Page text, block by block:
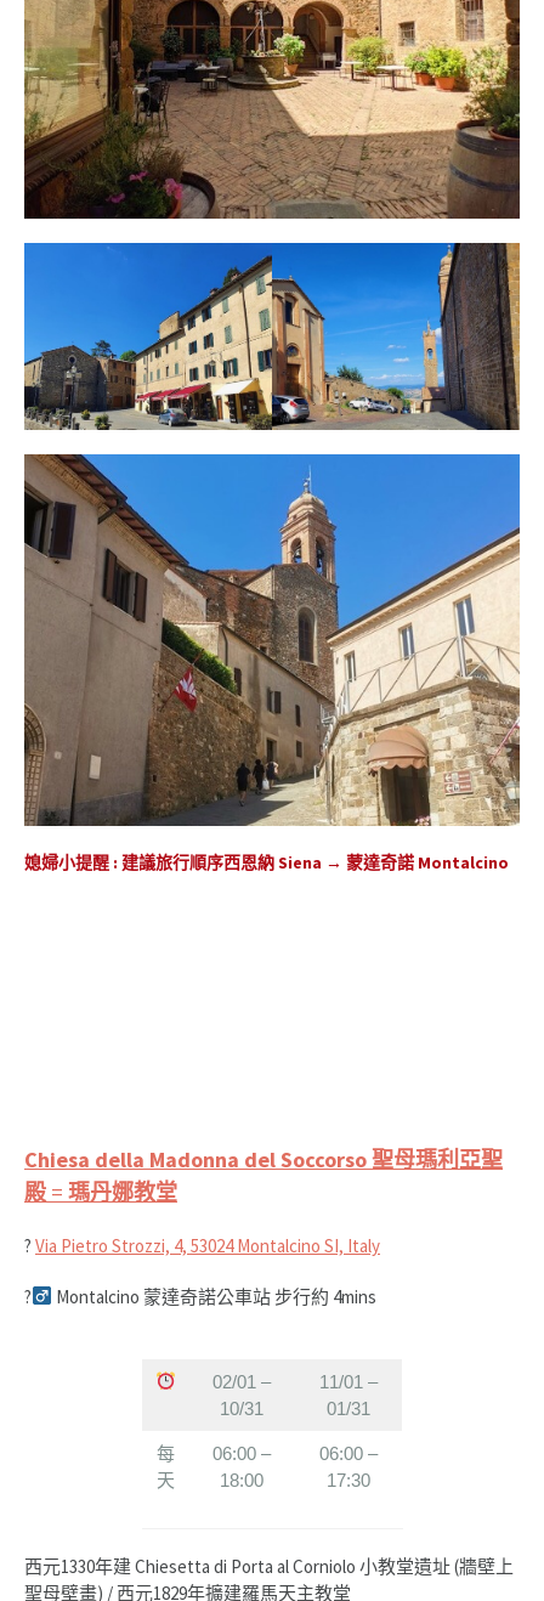
媳婦小提醒 : 建議旅行順序西恩納 Siena → 蒙達奇諾 Montalcino
Chiesa della Madonna del Soccorso聖母瑪利亞聖
殿 = 瑪丹娜教堂
? Via Pietro Strozzi, 4, 53024 Montalcino SI, Italy
?‍ Montalcino 蒙達奇諾公車站 步行約 4mins
02/01 –
10/31
11/01 –
01/31
每
天
06:00 –
18:00
06:00 –
17:30
西元1330年建 Chiesetta di Porta al Corniolo 小教堂遺址 (牆壁上
聖母壁畫) / 西元1829年擴建羅馬天主教堂